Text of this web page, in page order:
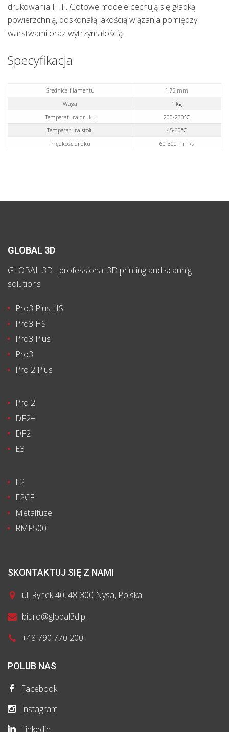
drukowania FFF. Gotowe modele cechują się gładką
powierzchnią, doskonałą jakością wiązania pomiędzy
warstwami oraz wytrzymałością.
Specyfikacja
Średnica filamentu
1,75 mm
Waga
1 kg
Temperatura druku
200-230℃
Temperatura stołu
45-60℃
Prędkość druku
60-300 mm/s
GLOBAL 3D
GLOBAL 3D - professional 3D printing and scannig
solutions
Pro3 Plus HS
Pro3 HS
Pro3 Plus
Pro3
Pro 2 Plus
Pro 2
DF2+
DF2
E3
E2
E2CF
Metalfuse
RMF500
SKONTAKTUJ SIĘ Z NAMI
ul. Rynek 40, 48-300 Nysa, Polska
biuro@global3d.pl
+48 790 770 200
POLUB NAS
Facebook
Instagram
Linkedin